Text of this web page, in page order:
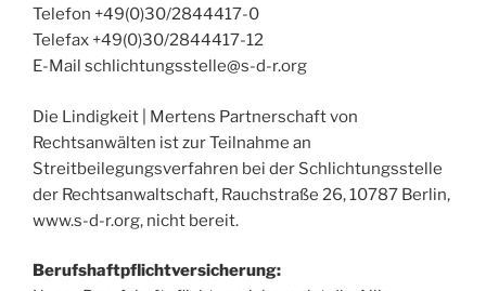
Telefon +49(0)30/2844417-0
Telefax +49(0)30/2844417-12
E-Mail schlichtungsstelle@s-d-r.org
Die Lindigkeit | Mertens Partnerschaft von
Rechtsanwälten ist zur Teilnahme an
Streitbeilegungsverfahren bei der Schlichtungsstelle
der Rechtsanwaltschaft, Rauchstraße 26, 10787 Berlin,
www.s-d-r.org, nicht bereit.
Berufshaftpflichtversicherung: